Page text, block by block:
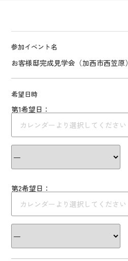
参加イベント名
お客様邸完成見学会（加西市西笠原）
希望日時
第1希望日：
第2希望日：